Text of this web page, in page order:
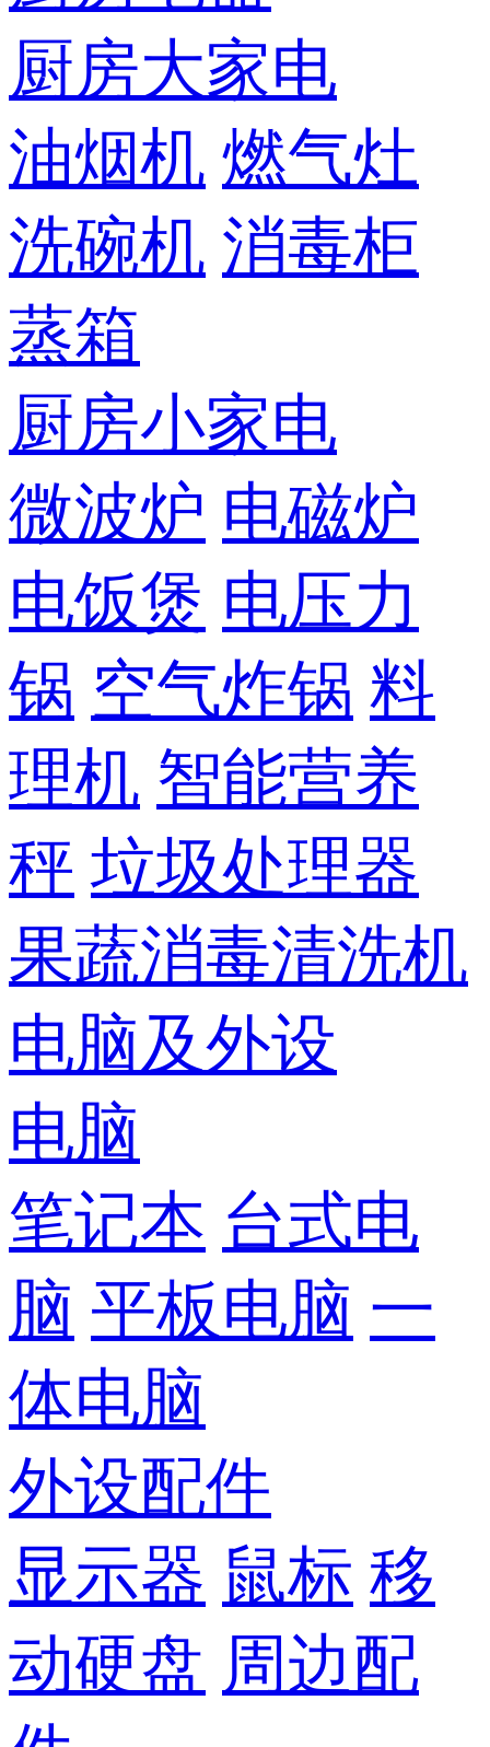
厨房大家电
油烟机 燃气灶
洗碗机 消毒柜
蒸箱
厨房小家电
微波炉 电磁炉
电饭煲 电压力
锅 空气炸锅 料
理机 智能营养
秤 垃圾处理器
果蔬消毒清洗机
电脑及外设
电脑
笔记本 台式电
脑 平板电脑 一
体电脑
外设配件
显示器 鼠标 移
动硬盘 周边配